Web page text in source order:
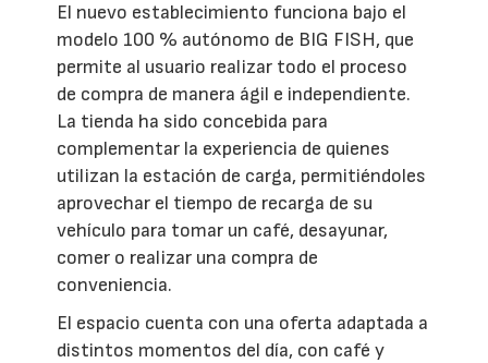
El nuevo establecimiento funciona bajo el
modelo 100 % autónomo de BIG FISH, que
permite al usuario realizar todo el proceso
de compra de manera ágil e independiente.
La tienda ha sido concebida para
complementar la experiencia de quienes
utilizan la estación de carga, permitiéndoles
aprovechar el tiempo de recarga de su
vehículo para tomar un café, desayunar,
comer o realizar una compra de
conveniencia.
El espacio cuenta con una oferta adaptada a
distintos momentos del día, con café y